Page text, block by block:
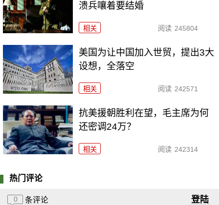
溃兵嚷着要结婚
相关 阅读 245804
美国为让中国加入世贸，提出3大
设想，全落空
相关 阅读 242571
抗美援朝胜利在望，毛主席为何
还密调24万？
相关 阅读 242314
热门评论
0 条评论 登陆